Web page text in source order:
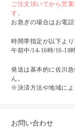
ご注文頂いてから営
す。
お急ぎの場合はお電
時間帯指定が以下より
午前中/14-16時/16-18
発送は基本的に佐川
ん。
※決済方法や地域によ
お問い合わせ